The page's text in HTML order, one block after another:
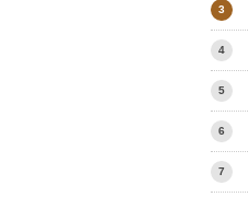
3
4
5
6
7